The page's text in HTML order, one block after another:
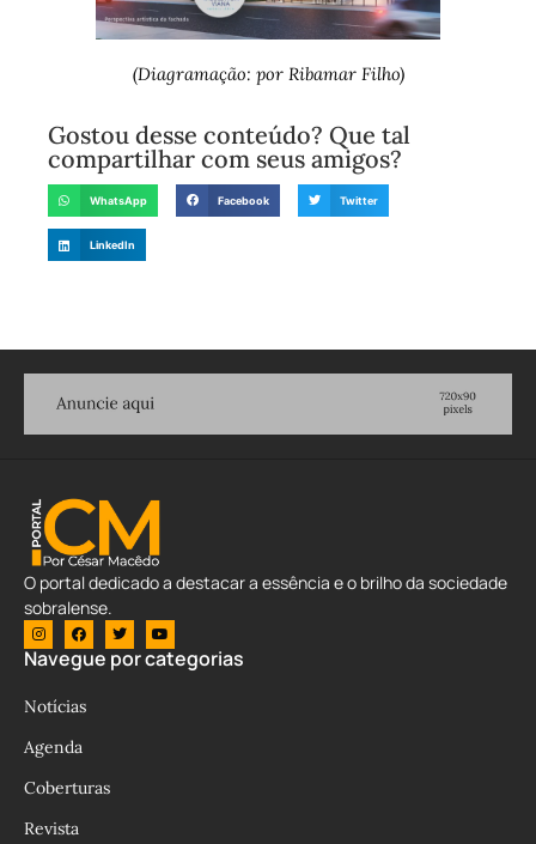
(Diagramação: por Ribamar Filho)
Gostou desse conteúdo? Que tal
compartilhar com seus amigos?
WhatsApp Facebook Twitter
LinkedIn
O portal dedicado a destacar a essência e o brilho da sociedade
sobralense.
Navegue por categorias
Notícias
Agenda
Coberturas
Revista